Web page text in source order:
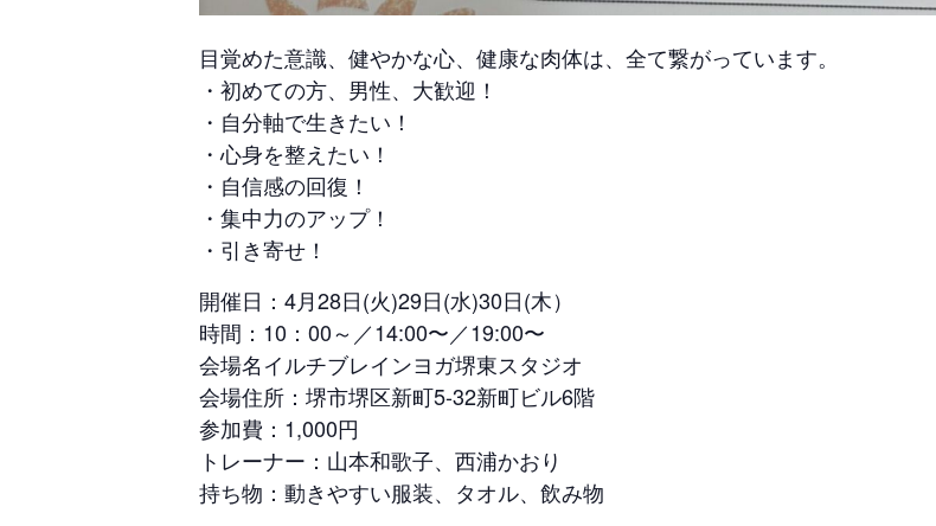
目覚めた意識、健やかな心、健康な肉体は、全て繋がっています。
・初めての方、男性、大歓迎！
・自分軸で生きたい！
・心身を整えたい！
・自信感の回復！
・集中力のアップ！
・引き寄せ！
開催日：4月28日(火)29日(水)30日(木）
時間：10：00～／14:00〜／19:00〜
会場名イルチブレインヨガ堺東スタジオ
会場住所：堺市堺区新町5-32新町ビル6階
参加費：1,000円
トレーナー：山本和歌子、西浦かおり
持ち物：動きやすい服装、タオル、飲み物